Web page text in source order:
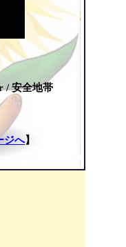
/安全地帯
ジへ】